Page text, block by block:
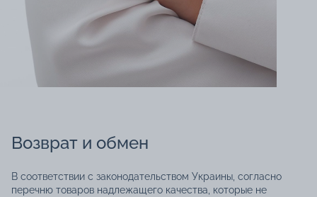
Возврат и обмен
В соответствии с законодательством Украины, согласно
перечню товаров надлежащего качества, которые не